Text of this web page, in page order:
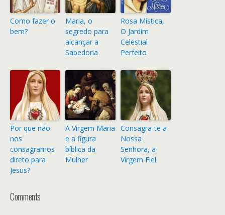
Como fazer o
bem?
Maria, o
segredo para
alcançar a
Sabedoria
Rosa Mística,
O Jardim
Celestial
Perfeito
Por que não
nos
consagramos
direto para
Jesus?
A Virgem Maria
e a figura
bíblica da
Mulher
Consagra-te a
Nossa
Senhora, a
Virgem Fiel
Comments